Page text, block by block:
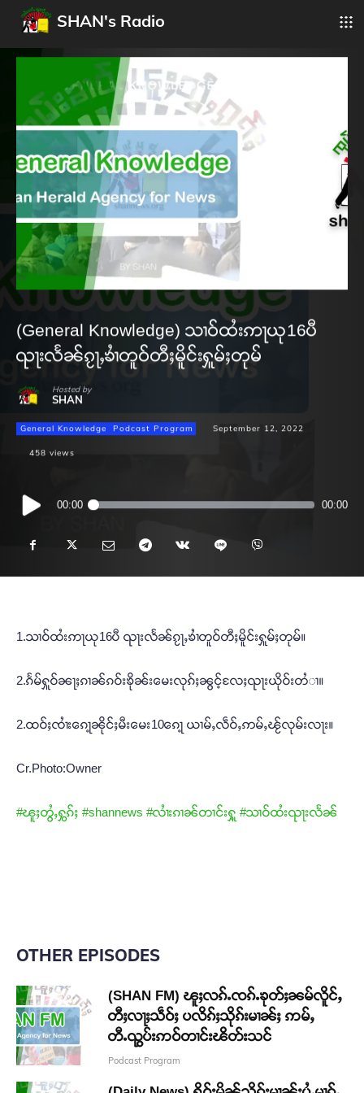
SHAN's Radio
(General Knowledge) သၢဝ်ထႆးဢႃယု16ပီ
ၺႃးလႅၼ်ၵႂႃႇၶၢႆတူဝ်တီႈမိူင်းႁူမ်ႈတုမ်
Hosted by
SHAN
General Knowledge Podcast Program September 12, 2022
458 views
Audio
Player
00:00 00:00
1.သၢဝ်ထႆးဢႃယု16ပီ ၺႃးလႅၼ်ၵႂႃႇၶၢႆတူဝ်တီႈမိူင်းႁူမ်ႈတုမ်။
2.ၵႅမ်ႁူဝ်ၼႃႈၵၢၼ်ၵဝ်းၶိုၼ်းမေးလုၵ်ႈၼွင့်လႄႈၺႃးယိုဝ်းတႆၢ။
2.ထဝ်ႈၸၢႆးၵေႃ့ၼိုင်ႈမီးမေး10ၵေႃ့ ယၢမ်ႇလဵဝ်ႇဢမ်ႇၽႂ်လုမ်းလႃး။
Cr.Photo:Owner
#ၽူႈတွႆႇႁွၵ်ႈ #shannews #လၢႆးၵၢၼ်တၢင်းႁူ့ #သၢဝ်ထႆးၺႃးလႅၼ်
OTHER EPISODES
(SHAN FM) ၽူႈလၵ်ႉၸၵ်ႉၶုတ်ႈၼမ်လိူင်ႇ
တီႈလႃႈသဵဝ်ႈ ပလိၵ်ႈသိုၵ်းမၢၼ်ႈ ဢမ်ႇ
တီႉၺွပ်းဢဝ်တၢင်းၽိတ်းသင်
Podcast Program